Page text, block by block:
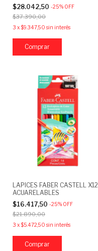
$28.042,50 -25% OFF
$37.390,00
3 x$9.347,50 sin interés
LAPICES FABER CASTELL X12
ACUARELABLES
$16.417,50 -25% OFF
$21.890,00
3 x$5.472,50 sin interés